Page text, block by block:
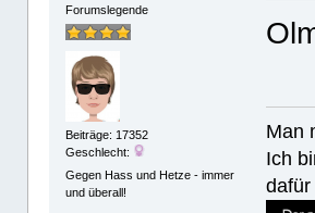
Forumslegende
Beiträge: 17352
Geschlecht:
Gegen Hass und Hetze - immer
und überall!
Ich